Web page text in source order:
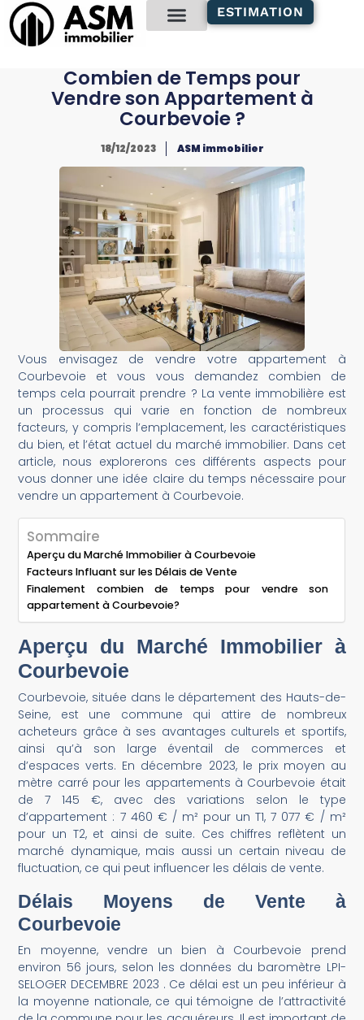
principal
ESTIMATION
Combien de Temps pour
Vendre son Appartement à
Courbevoie ?
18/12/2023 ASM immobilier
Vous envisagez de vendre votre appartement à
Courbevoie et vous vous demandez combien de
temps cela pourrait prendre ? La vente immobilière est
un processus qui varie en fonction de nombreux
facteurs, y compris l’emplacement, les caractéristiques
du bien, et l’état actuel du marché immobilier. Dans cet
article, nous explorerons ces différents aspects pour
vous donner une idée claire du temps nécessaire pour
vendre un appartement à Courbevoie.
Sommaire
Aperçu du Marché Immobilier à Courbevoie
Facteurs Influant sur les Délais de Vente
Finalement combien de temps pour vendre son
appartement à Courbevoie?
Aperçu du Marché Immobilier à
Courbevoie
Courbevoie, située dans le département des Hauts-de-
Seine, est une commune qui attire de nombreux
acheteurs grâce à ses avantages culturels et sportifs,
ainsi qu’à son large éventail de commerces et
d’espaces verts​​. En décembre 2023, le prix moyen au
mètre carré pour les appartements à Courbevoie était
de 7 145 €, avec des variations selon le type
d’appartement : 7 460 € / m² pour un T1, 7 077 € / m²
pour un T2, et ainsi de suite​​. Ces chiffres reflètent un
marché dynamique, mais aussi un certain niveau de
fluctuation, ce qui peut influencer les délais de vente.
Délais Moyens de Vente à
Courbevoie
En moyenne, vendre un bien à Courbevoie prend
environ 56 jours, selon les données du baromètre LPI-
SELOGER DECEMBRE 2023 ​ ​. Ce délai est un peu inférieur à
la moyenne nationale, ce qui témoigne de l’attractivité